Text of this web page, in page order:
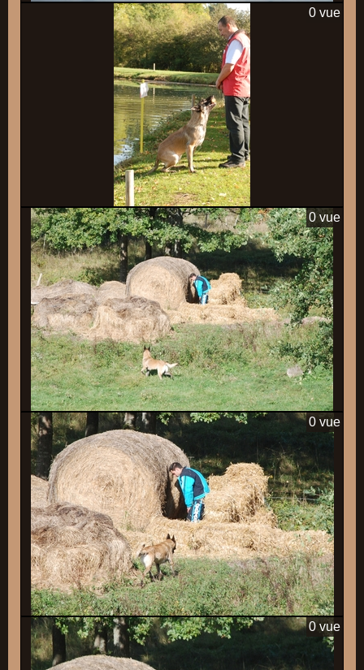
0 vue
0 vue
0 vue
0 vue